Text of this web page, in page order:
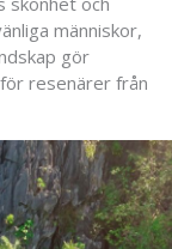
människor,
gör
resenärer från